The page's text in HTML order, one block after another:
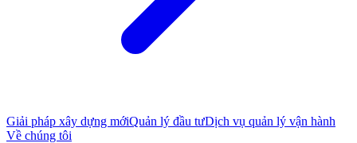
Giải pháp xây dựng mớiQuản lý đầu tưDịch vụ quản lý vận hành
Về chúng tôi